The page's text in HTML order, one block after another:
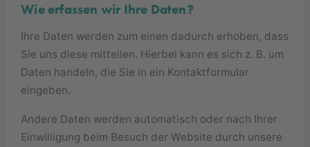
Wie erfassen wir Ihre Daten?
Ihre Daten werden zum einen dadurch erhoben, dass
Sie uns diese mitteilen. Hierbei kann es sich z. B. um
Daten handeln, die Sie in ein Kontaktformular
eingeben.
Andere Daten werden automatisch oder nach Ihrer
Einwilligung beim Besuch der Website durch unsere